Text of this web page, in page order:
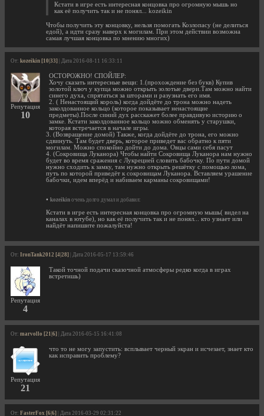
Кстати в игре есть интересная концовка про огромную мышь но
как её получить так и не понял... kozeikin
Чтобы получить эту концовку, нельзя помогать Козлопасу (не делиться
едой), а идти сразу наверх к могилам. При этом действии возможна
самая лучшая концовка по мнению многих)
От: kozeikin [10|33] | Дата 2016-08-11 16:33:11
Репутация
10
ОСТОРОЖНО! СПОЙЛЕР:
Хочу сказать интересные вещи: 1.(прохождение без букв) Купив
золотой ключ у купца можно открыть золотые двери.Там можно найти
синего духа, спрятаться за шторами и разузнать его имя.
2. ( Ненастоящий король) когда дойдёте до трона можно надеть
заколдованное кольцо (которое показывает ненастоящие
предметы).После синий дух расскажет более правдивую историю о
замке. Кстати заколдованное кольцо можно обменять у старушки,
которая встречается в начале игры.
3. (Возвращение домой) Также, когда дойдёте до трона, его можно
сдвинуть. Там будет дверь, которое приведет вас обратно к пяти
могилам. Можно спокойно дойти до дома. Овцы сами себя пасут
4. (Сокровища Луканора) Чтобы найти Сокровища Луканора нам нужно
будет во время сражения с Лукрецией словить бабочку. По пути домой
нужно сходить к замку, там нужно открыть решётку с помощью лома,
путь по которой приведёт к сокровищам Луканора. Вставляем урашение
бабочки, идем вперёд и набиваем карманы сокровищами!
• kozeikin очень долго думал и добавил:
Кстати в игре есть интересная концовка про огромную мышь( видел на
каналах в ютубе), но как её получить так и не понял... кто узнает или
найдёт напишите пожалуйста!
От: IronTank2012 [4|28] | Дата 2016-05-17 13:59:46
Репутация
4
Такой точной подачи сказочной атмосферы редко когда в играх
встретишь)
От: marvollo [21|6] | Дата 2016-05-15 16:41:08
Репутация
21
что то не могу запустить: всплывает черный экран и исчезает, знает кто
как исправить проблему?
От: FasterFox [6|6] | Дата 2016-03-29 02:31:22